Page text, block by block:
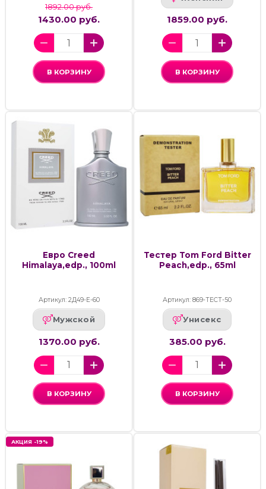
1892.00 руб.
1430.00 руб.
В КОРЗИНУ
1859.00 руб.
В КОРЗИНУ
Евро Creed
Himalaya,edp., 100ml
Артикул: 2Д49-Е-60
Мужской
1370.00 руб.
В КОРЗИНУ
Тестер Tom Ford Bitter
Peach,edp., 65ml
Артикул: 869-ТЕСТ-50
Унисекс
385.00 руб.
В КОРЗИНУ
АКЦИЯ -19%